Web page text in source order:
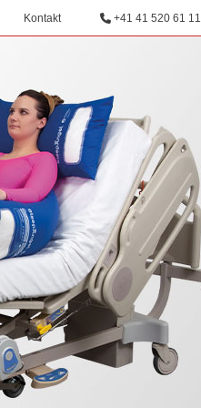
Kontakt +41 41 520 61 11